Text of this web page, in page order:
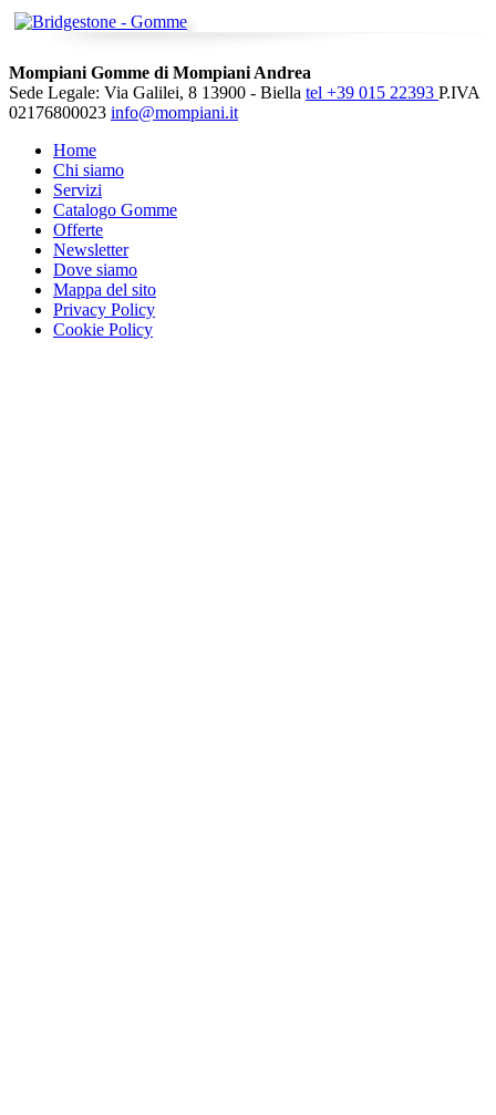
Mompiani Gomme di Mompiani Andrea
Sede Legale: Via Galilei, 8 13900 - Biella tel +39 015 22393 P.IVA
02176800023 info@mompiani.it
Home
Chi siamo
Servizi
Catalogo Gomme
Offerte
Newsletter
Dove siamo
Mappa del sito
Privacy Policy
Cookie Policy